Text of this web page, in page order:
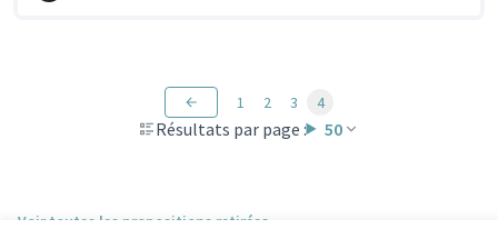
Résultats par page : 50
1 2 3 4
Voir toutes les propositions retirées